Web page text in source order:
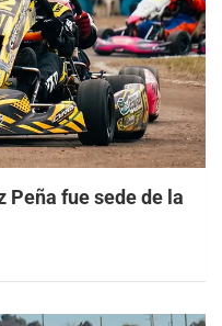
Peña fue sede de la